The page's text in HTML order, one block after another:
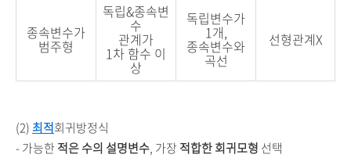
종속변수가
범주형
독립&종속변
수
관계가
1차 함수 이
상
독립변수가
1개,
종속변수와
곡선
선형관계X
(2) 최적회귀방정식
- 가능한적은 수의 설명변수, 가장적합한 회귀모형 선택